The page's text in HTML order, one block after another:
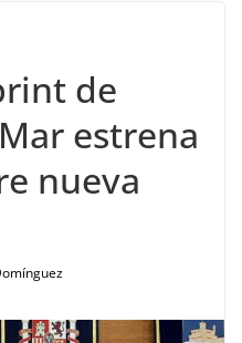
de
estrena
nueva